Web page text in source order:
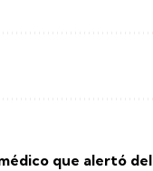
que alertó del